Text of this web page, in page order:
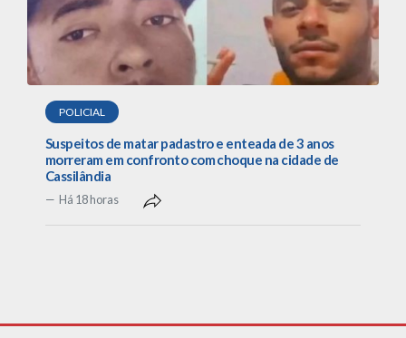
POLICIAL
Suspeitos de matar padastro e enteada de 3 anos
morreram em confronto com choque na cidade de
Cassilândia
Há 18 horas